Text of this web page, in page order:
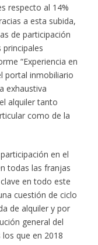
respecto al 14%
a esta subida,
de participación
principales
“Experiencia en
portal inmobiliario
exhaustiva
alquiler tanto
como de la
en el
todas las franjas
en todo este
cuestión de ciclo
de alquiler y por
general del
que en 2018